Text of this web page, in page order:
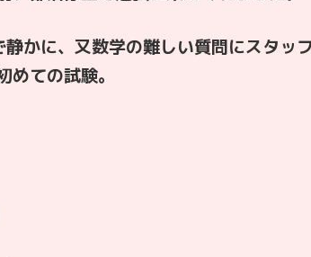
かに、又数学の難しい質問にスタッ
めての試験。